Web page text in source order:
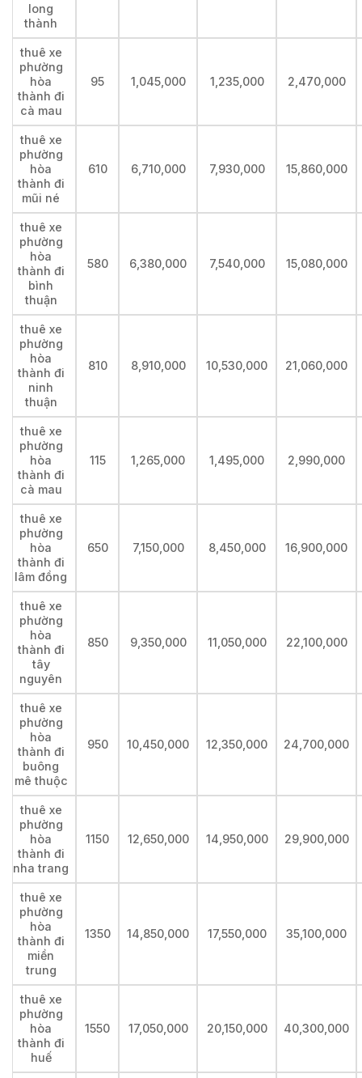
long
thành
thuê xe
phường
hòa
thành đi
cà mau
95 1,045,000 1,235,000 2,470,000
thuê xe
phường
hòa
thành đi
mũi né
610 6,710,000 7,930,000 15,860,000
thuê xe
phường
hòa
thành đi
bình
thuận
580 6,380,000 7,540,000 15,080,000
thuê xe
phường
hòa
thành đi
ninh
thuận
810 8,910,000 10,530,000 21,060,000
thuê xe
phường
hòa
thành đi
cà mau
115 1,265,000 1,495,000 2,990,000
thuê xe
phường
hòa
thành đi
lâm đồng
650 7,150,000 8,450,000 16,900,000
thuê xe
phường
hòa
thành đi
tây
nguyên
850 9,350,000 11,050,000 22,100,000
thuê xe
phường
hòa
thành đi
buông
mê thuộc
950 10,450,000 12,350,000 24,700,000
thuê xe
phường
hòa
thành đi
nha trang
1150 12,650,000 14,950,000 29,900,000
thuê xe
phường
hòa
thành đi
miền
trung
1350 14,850,000 17,550,000 35,100,000
thuê xe
phường
hòa
thành đi
huế
1550 17,050,000 20,150,000 40,300,000